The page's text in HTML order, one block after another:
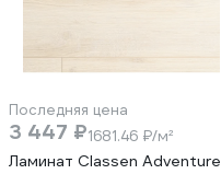
Последняя цена
3 447 ₽1681.46 ₽/м²
Ламинат Classen Adventure